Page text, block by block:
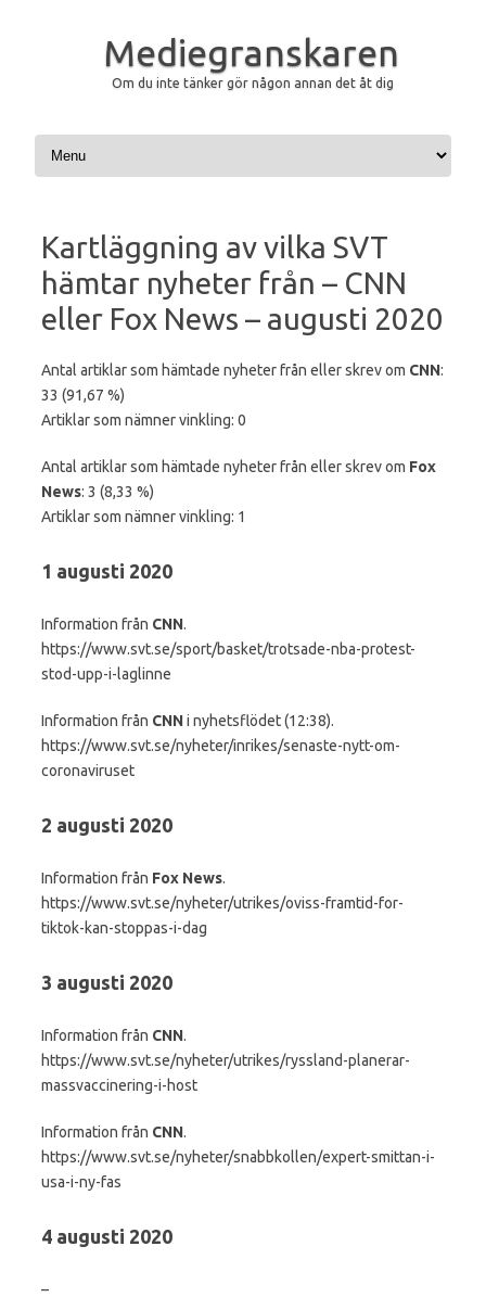
Mediegranskaren
Om du inte tänker gör någon annan det åt dig
Hoppa till innehåll
Kartläggning av vilka SVT
hämtar nyheter från – CNN
eller Fox News – augusti 2020
Antal artiklar som hämtade nyheter från eller skrev om CNN:
33 (91,67 %)
Artiklar som nämner vinkling: 0
Antal artiklar som hämtade nyheter från eller skrev om Fox
News: 3 (8,33 %)
Artiklar som nämner vinkling: 1
1 augusti 2020
Information från CNN.
https://www.svt.se/sport/basket/trotsade-nba-protest-
stod-upp-i-laglinne
Information från CNNi nyhetsflödet (12:38).
https://www.svt.se/nyheter/inrikes/senaste-nytt-om-
coronaviruset
2 augusti 2020
Information från Fox News.
https://www.svt.se/nyheter/utrikes/oviss-framtid-for-
tiktok-kan-stoppas-i-dag
3 augusti 2020
Information från CNN.
https://www.svt.se/nyheter/utrikes/ryssland-planerar-
massvaccinering-i-host
Information från CNN.
https://www.svt.se/nyheter/snabbkollen/expert-smittan-i-
usa-i-ny-fas
4 augusti 2020
–